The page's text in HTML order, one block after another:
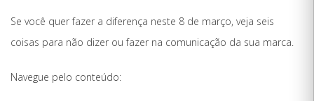
Se você quer fazer a diferença neste 8 de março, veja seis
coisas para não dizer ou fazer na comunicação da sua marca.
Navegue pelo conteúdo: